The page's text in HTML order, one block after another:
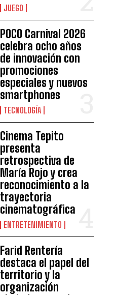
JUEGO
POCO Carnival 2026
celebra ocho años
de innovación con
promociones
especiales y nuevos
smartphones
TECNOLOGÍA
Cinema Tepito
presenta
retrospectiva de
María Rojo y crea
reconocimiento a la
trayectoria
cinematográfica
ENTRETENIMIENTO
Farid Rentería
destaca el papel del
territorio y la
organización